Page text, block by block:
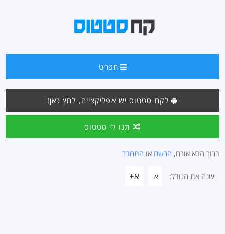
תפריט
לקח סטטוס יש אפליקצייה, לחץ כאן!
תנו לי סטטוס
ברוך הבא אורח, הרשם או התחבר
שנה את הגודל: א- א+